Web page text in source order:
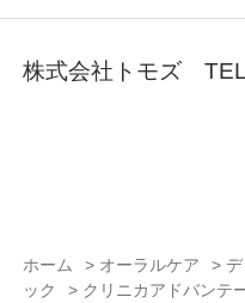
株式会社トモズ
ホーム > オーラルケア >
ック
> クリニカアドバンテ